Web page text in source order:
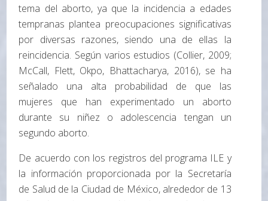
tema del aborto, ya que la incidencia a edades
tempranas plantea preocupaciones significativas
por diversas razones, siendo una de ellas la
reincidencia. Según varios estudios (Collier, 2009;
McCall, Flett, Okpo, Bhattacharya, 2016), se ha
señalado una alta probabilidad de que las
mujeres que han experimentado un aborto
durante su niñez o adolescencia tengan un
segundo aborto.
De acuerdo con los registros del programa ILE y
la información proporcionada por la Secretaría
de Salud de la Ciudad de México, alrededor de 13